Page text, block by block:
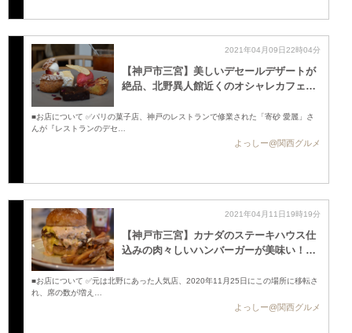
2021年04月09日22時04分
【神戸市三宮】美しいデセールデザートが
絶品、北野異人館近くのオシャレカフェ …
■お店について ✅パリの菓子店、神戸のレストランで修業された「寄砂 愛麗」さ
んが『レストランのデセ…
よっしー@関西グルメ
2021年04月11日19時19分
【神戸市三宮】カナダのステーキハウス仕
込みの肉々しいハンバーガーが美味い！ …
■お店について ✅元は北野にあった人気店、2020年11月25日にこの場所に移転さ
れ、席の数が増え…
よっしー@関西グルメ